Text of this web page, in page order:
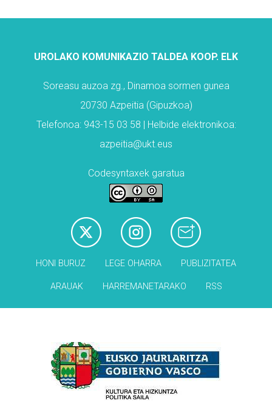
UROLAKO KOMUNIKAZIO TALDEA KOOP. ELK
Soreasu auzoa zg., Dinamoa sormen gunea
20730 Azpeitia (Gipuzkoa)
Telefonoa: 943-15 03 58 | Helbide elektronikoa:
azpeitia@ukt.eus
Codesyntaxek garatua
HONI BURUZ LEGE OHARRA PUBLIZITATEA
ARAUAK HARREMANETARAKO RSS